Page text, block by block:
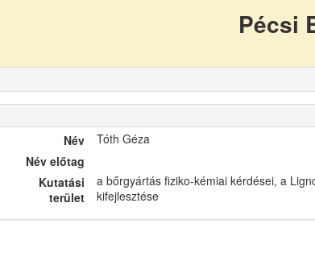
Pécsi
Név
Tóth Géza
Név előtag
Kutatási
terület
a bőrgyártás fiziko-kémiai kérdései, a
kifejlesztése